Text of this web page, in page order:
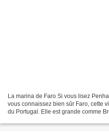
La marina de Faro Si vous lisez
vous connaissez bien sûr Faro, cette
du Portugal. Elle est grande comme